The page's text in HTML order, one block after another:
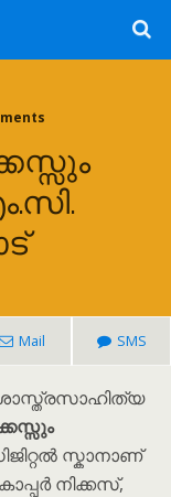
Mail SMS
ശാസ്ത്രസാഹിത്യ
സ്കാനാണ്
നിക്കസ്,